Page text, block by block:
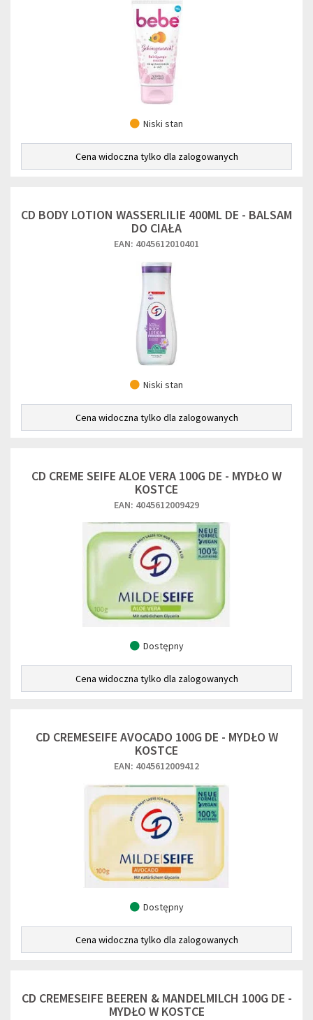
Niski stan
Cena widoczna tylko dla zalogowanych
CD BODY LOTION WASSERLILIE 400ML DE - BALSAM
DO CIAŁA
EAN: 4045612010401
Niski stan
Cena widoczna tylko dla zalogowanych
CD CREME SEIFE ALOE VERA 100G DE - MYDŁO W
KOSTCE
EAN: 4045612009429
Dostępny
Cena widoczna tylko dla zalogowanych
CD CREMESEIFE AVOCADO 100G DE - MYDŁO W
KOSTCE
EAN: 4045612009412
Dostępny
Cena widoczna tylko dla zalogowanych
CD CREMESEIFE BEEREN & MANDELMILCH 100G DE -
MYDŁO W KOSTCE